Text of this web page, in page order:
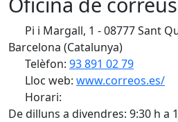
Pi i Margall, 1 - 08777 Sant
Barcelona (Catalunya)
Telèfon: 93 891 02 79
Lloc web: www.correos.es/
Horari:
De dilluns a divendres: 9:30 h a